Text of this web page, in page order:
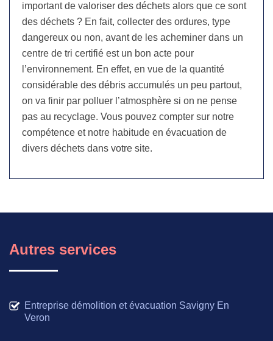
important de valoriser des déchets alors que ce sont
des déchets ? En fait, collecter des ordures, type
dangereux ou non, avant de les acheminer dans un
centre de tri certifié est un bon acte pour
l’environnement. En effet, en vue de la quantité
considérable des débris accumulés un peu partout,
on va finir par polluer l’atmosphère si on ne pense
pas au recyclage. Vous pouvez compter sur notre
compétence et notre habitude en évacuation de
divers déchets dans votre site.
Autres services
Entreprise démolition et évacuation Savigny En
Veron